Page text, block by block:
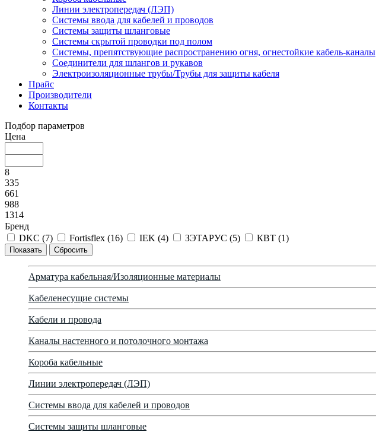
Линии электропередач (ЛЭП)
Системы ввода для кабелей и проводов
Системы защиты шланговые
Системы скрытой проводки под полом
Системы, препятствующие распространению огня, огнестойкие кабель-каналы
Соединители для шлангов и рукавов
Электроизоляционные трубы/Трубы для защиты кабеля
Прайс
Производители
Контакты
Подбор параметров
Цена
8
335
661
988
1314
Бренд
DKC (7) Fortisflex (16) IEK (4) ЗЭТАРУС (5) КВТ (1)
Арматура кабельная/Изоляционные материалы
Кабеленесущие системы
Кабели и провода
Каналы настенного и потолочного монтажа
Короба кабельные
Линии электропередач (ЛЭП)
Системы ввода для кабелей и проводов
Системы защиты шланговые